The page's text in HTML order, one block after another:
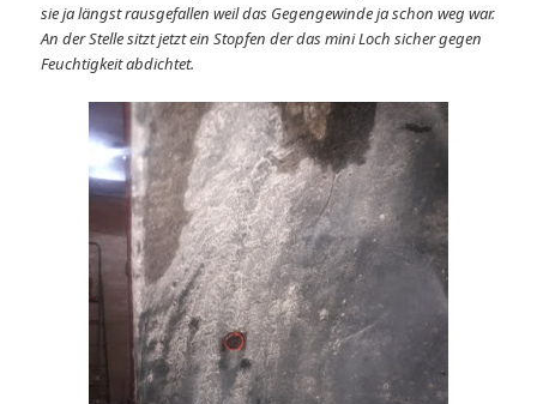
sie ja längst rausgefallen weil das Gegengewinde ja schon weg war.
An der Stelle sitzt jetzt ein Stopfen der das mini Loch sicher gegen
Feuchtigkeit abdichtet.